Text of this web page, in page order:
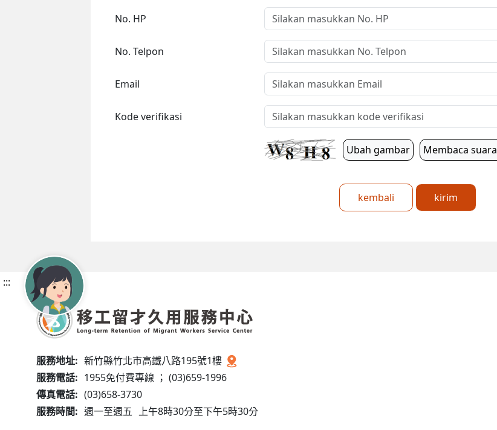
No. HP
No. Telpon
Email
Kode verifikasi
Ubah gambar Membaca suara
kembali kirim
:::
服務地址: 新竹縣竹北市高鐵八路195號1樓
服務電話: 1955免付費專線 ； (03)659-1996
傳真電話: (03)658-3730
服務時間: 週一至週五 上午8時30分至下午5時30分